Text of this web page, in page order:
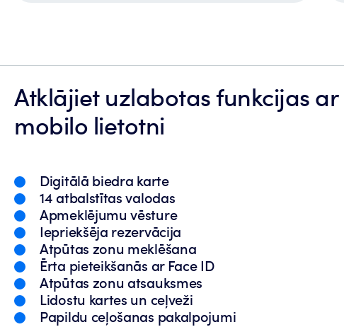
Atklājiet uzlabotas funkcijas ar
mobilo lietotni
Digitālā biedra karte
14 atbalstītas valodas
Apmeklējumu vēsture
Iepriekšēja rezervācija
Atpūtas zonu meklēšana
Ērta pieteikšanās ar Face ID
Atpūtas zonu atsauksmes
Lidostu kartes un ceļveži
Papildu ceļošanas pakalpojumi